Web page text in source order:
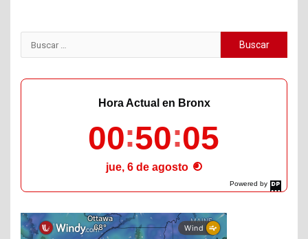
Buscar:
Powered by
DaysPedia.com
Hora Actual en Bronx
00 50 06
jue, 6 de agosto